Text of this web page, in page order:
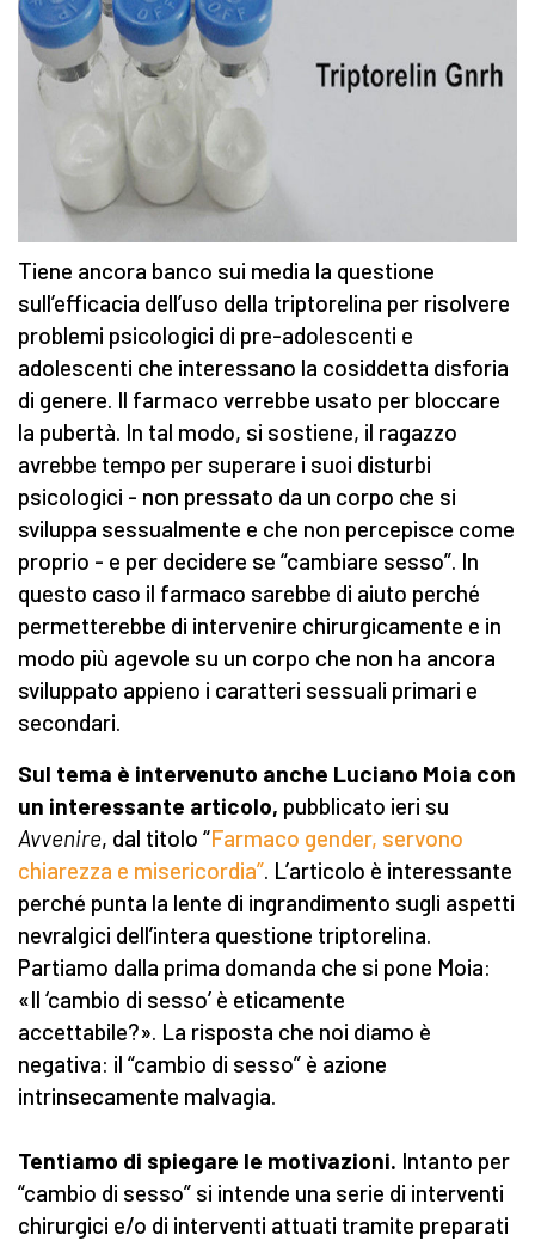
Tiene ancora banco sui media la questione
sull’efficacia dell’uso della triptorelina per risolvere
problemi psicologici di pre-adolescenti e
adolescenti che interessano la cosiddetta disforia
di genere. Il farmaco verrebbe usato per bloccare
la pubertà. In tal modo, si sostiene, il ragazzo
avrebbe tempo per superare i suoi disturbi
psicologici - non pressato da un corpo che si
sviluppa sessualmente e che non percepisce come
proprio - e per decidere se “cambiare sesso”. In
questo caso il farmaco sarebbe di aiuto perché
permetterebbe di intervenire chirurgicamente e in
modo più agevole su un corpo che non ha ancora
sviluppato appieno i caratteri sessuali primari e
secondari.
Sul tema è intervenuto anche Luciano Moia con
un interessante articolo, pubblicato ieri su
Avvenire, dal titolo “Farmaco gender, servono
chiarezza e misericordia”. L’articolo è interessante
perché punta la lente di ingrandimento sugli aspetti
nevralgici dell’intera questione triptorelina.
Partiamo dalla prima domanda che si pone Moia:
«Il ‘cambio di sesso’ è eticamente
accettabile?». La risposta che noi diamo è
negativa: il “cambio di sesso” è azione
intrinsecamente malvagia.
Tentiamo di spiegare le motivazioni. Intanto per
“cambio di sesso” si intende una serie di interventi
chirurgici e/o di interventi attuati tramite preparati